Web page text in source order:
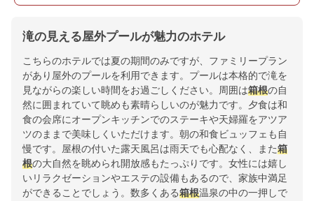
滝の見える屋外プールが魅力のホテル
こちらのホテルでは夏の期間のみですが、ファミリープラン
があり屋外のプールを利用できます。プールは本格的で滝を
見ながらの楽しい時間をお過ごしください。周囲は箱根の自
然に囲まれていて眺めも素晴らしいのが魅力です。夕食は和
食の会席にオープンキッチンでのステーキや天婦羅をアツア
ツのままで美味しくいただけます。朝の和食ビュッフェも自
慢です。屋根の付いた露天風呂は雨天でも心配なく、また箱
根の大自然を眺められ開放感もたっぷりです。女性には嬉し
いリラクゼーションやエステの設備もあるので、家族中満足
ができることでしょう。数多くある箱根温泉の中の一押しで